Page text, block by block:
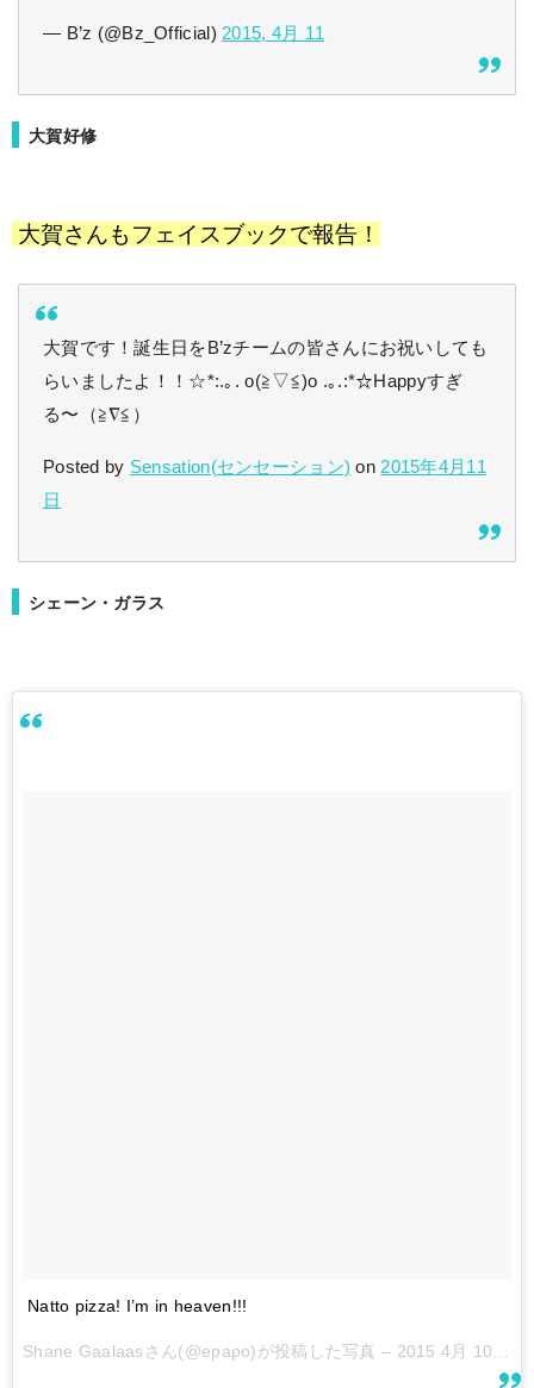
— B’z (@Bz_Official) 2015, 4月 11
大賀好修
大賀さんもフェイスブックで報告！
大賀です！誕生日をB’zチームの皆さんにお祝いしても
らいましたよ！！☆*:.｡. o(≧▽≦)o .｡.:*☆Happyすぎ
る〜（≧∇≦）
Posted by Sensation(センセーション) on 2015年4月11
日
シェーン・ガラス
Natto pizza! I’m in heaven!!!
Shane Gaalaasさん(@epapo)が投稿した写真 – 2015 4月 10 12:17午前 PDT